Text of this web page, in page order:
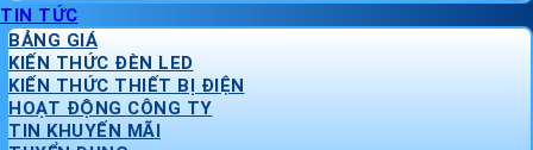
TIN TỨC
BẢNG GIÁ
KIẾN THỨC ĐÈN LED
KIẾN THỨC THIẾT BỊ ĐIỆN
HOẠT ĐỘNG CÔNG TY
TIN KHUYẾN MÃI